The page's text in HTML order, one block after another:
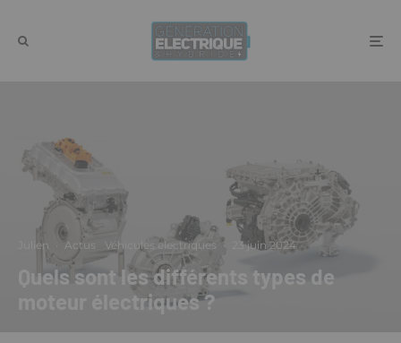
Julien · Actus Véhicules électriques · 23 juin 2024
Quels sont les différents types de
moteur électriques ?